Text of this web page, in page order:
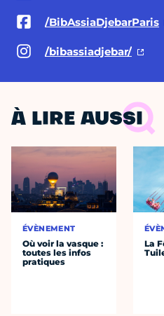
/BibAssiaDjebarParis
/bibassiadjebar/
À LIRE AUSSI
ÉVÈNEMENT
Où voir la vasque :
toutes les infos
pratiques
La